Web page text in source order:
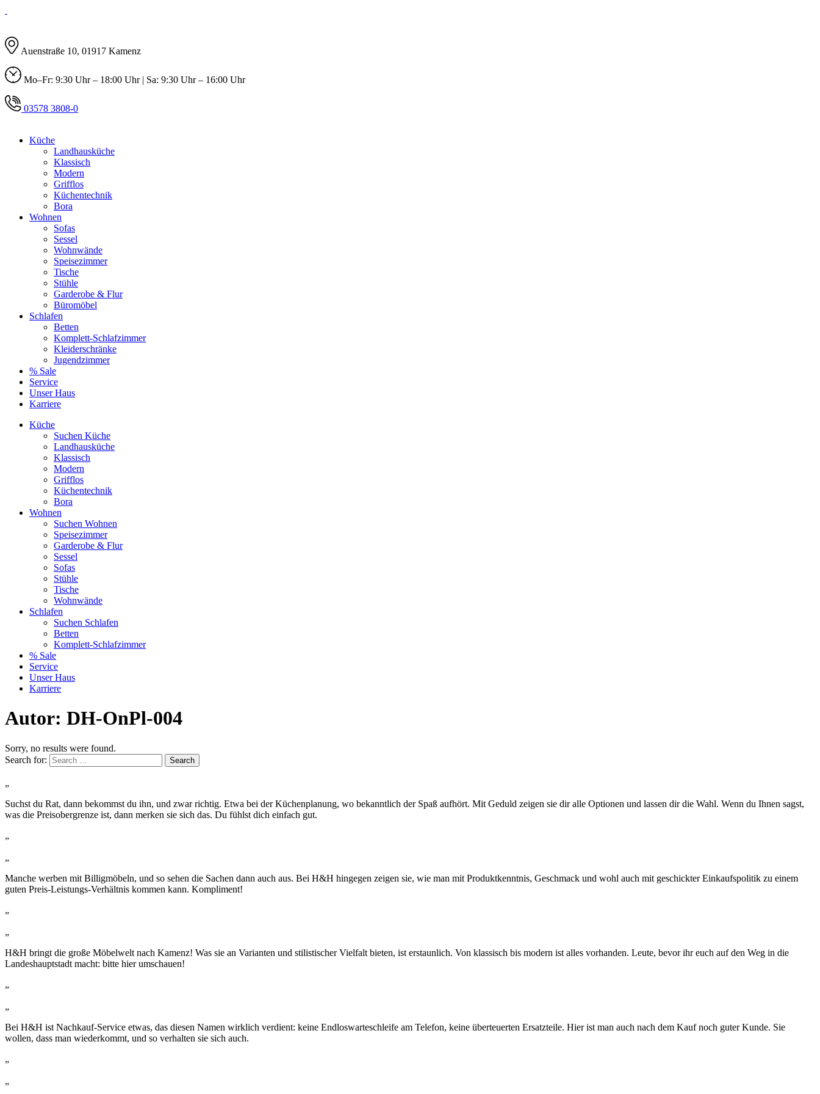
Auenstraße 10, 01917 Kamenz
Mo–Fr: 9:30 Uhr – 18:00 Uhr | Sa: 9:30 Uhr – 16:00 Uhr
03578 3808-0
Küche
Landhausküche
Klassisch
Modern
Grifflos
Küchentechnik
Bora
Wohnen
Sofas
Sessel
Wohnwände
Speisezimmer
Tische
Stühle
Garderobe & Flur
Büromöbel
Schlafen
Betten
Komplett-Schlafzimmer
Kleiderschränke
Jugendzimmer
% Sale
Service
Unser Haus
Karriere
Küche
Suchen Küche
Landhausküche
Klassisch
Modern
Grifflos
Küchentechnik
Bora
Wohnen
Suchen Wohnen
Speisezimmer
Garderobe & Flur
Sessel
Sofas
Stühle
Tische
Wohnwände
Schlafen
Suchen Schlafen
Betten
Komplett-Schlafzimmer
% Sale
Service
Unser Haus
Karriere
Autor: DH-OnPl-004
Sorry, no results were found.
Search for:
Search
„
Suchst du Rat, dann bekommst du ihn, und zwar richtig. Etwa bei der Küchenplanung, wo bekanntlich der Spaß aufhört. Mit Geduld zeigen sie dir alle Optionen und lassen dir die Wahl. Wenn du Ihnen sagst,
was die Preisobergrenze ist, dann merken sie sich das. Du fühlst dich einfach gut.
„
„
Manche werben mit Billigmöbeln, und so sehen die Sachen dann auch aus. Bei H&H hingegen zeigen sie, wie man mit Produktkenntnis, Geschmack und wohl auch mit geschickter Einkaufspolitik zu einem
guten Preis-Leistungs-Verhältnis kommen kann. Kompliment!
„
„
H&H bringt die große Möbelwelt nach Kamenz! Was sie an Varianten und stilistischer Vielfalt bieten, ist erstaunlich. Von klassisch bis modern ist alles vorhanden. Leute, bevor ihr euch auf den Weg in die
Landeshauptstadt macht: bitte hier umschauen!
„
„
Bei H&H ist Nachkauf-Service etwas, das diesen Namen wirklich verdient: keine Endloswarteschleife am Telefon, keine überteuerten Ersatzteile. Hier ist man auch nach dem Kauf noch guter Kunde. Sie
wollen, dass man wiederkommt, und so verhalten sie sich auch.
„
„